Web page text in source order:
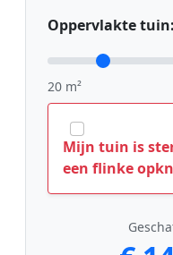
Oppervlakte tuin:
20 m²
Mijn tuin is
een flinke